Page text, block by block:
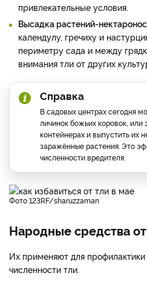
привлекательные условия.
Высадка растений-
календулу, гречиху и
периметру сада и между
внимания тли от других
Справка
В садовых центрах сегодня
личинок божьих коровок,
контейнерах и выпустить их
заражённые растения. Это
численности вредителя.
фото 123RF/sharuzzaman
Народные средства
Их применяют для
численности тли.